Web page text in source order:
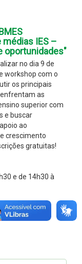
médias IES –
oportunidades"
no dia 9 de
workshop com o
os principais
as
superior com
e buscar
ao
crescimento
gratuitas!
e de 14h30 à